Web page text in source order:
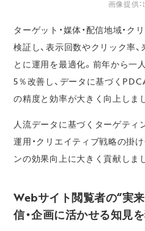
画像提供
ターゲット・媒体・配信地域・
検証し、表示回数やクリック率
とに運用を最適化。前年から一
5％改善し、データに基づく
の精度と効率が大きく向上しま
人流データに基づくターゲティ
運用・クリエイティブ戦略の掛
ンの効果向上に大きく貢献しま
Webサイト閲覧者の“実
信・企画に活かせる知見